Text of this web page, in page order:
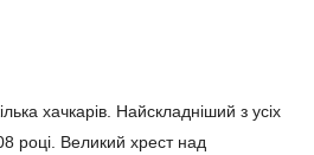
хачкарів. Найскладніший з усіх
році. Великий хрест над